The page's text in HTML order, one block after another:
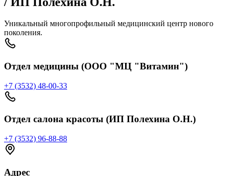
Уникальный многопрофильный медицинский центр нового
поколения.
Отдел медицины (ООО "МЦ "Витамин")
+7 (3532) 48-00-33
Отдел салона красоты (ИП Полехина О.Н.)
+7 (3532) 96-88-88
Адрес